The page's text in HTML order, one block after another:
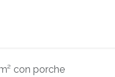
con porche